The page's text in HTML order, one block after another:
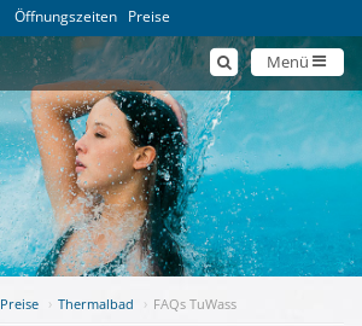
Öffnungszeiten Preise
Menü
Preise Thermalbad FAQs TuWass